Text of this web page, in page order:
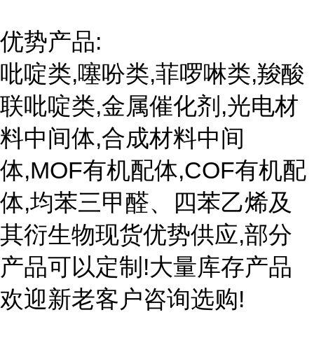
优势产品:
吡啶类,噻吩类,菲啰啉类,羧酸
联吡啶类,金属催化剂,光电材
料中间体,合成材料中间
体,MOF有机配体,COF有机配
体,均苯三甲醛、四苯乙烯及
其衍生物现货优势供应,部分
产品可以定制!大量库存产品
欢迎新老客户咨询选购!